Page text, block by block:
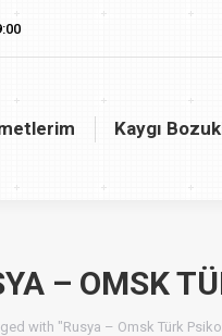
Kaygı
– OMSK
with "Rusya – Omsk Türk